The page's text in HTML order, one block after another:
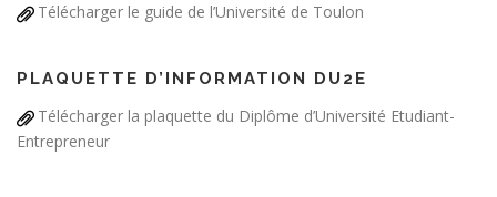
Télécharger le guide de l’Université de Toulon
PLAQUETTE D’INFORMATION DU2E
Télécharger la plaquette du Diplôme d’Université Etudiant-
Entrepreneur